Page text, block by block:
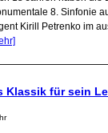
8. Sinfonie
Kirill Petrenko im
Klassik für sein